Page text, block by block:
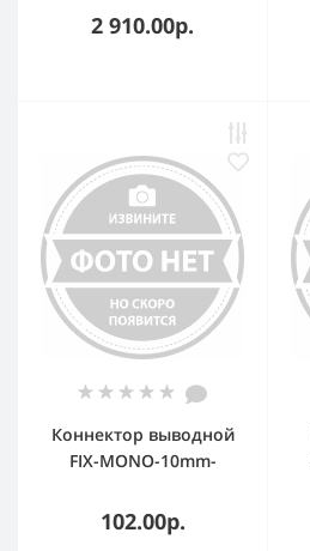
2835, 5m) (Открытый)
2 910.00р.
Коннектор выводной
FIX-MONO-10mm-
102.00р.